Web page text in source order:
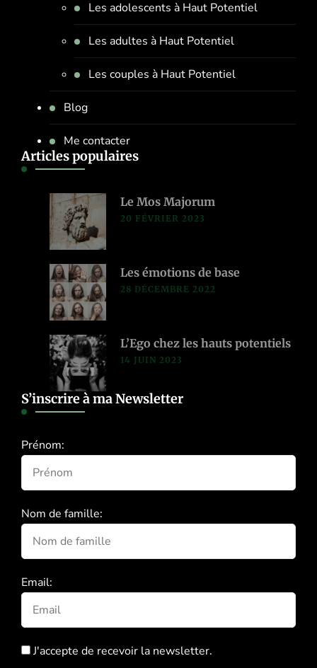
Les adolescents à Haut Potentiel
Les adultes à Haut Potentiel
Les couples à Haut Potentiel
Blog
Me contacter
Articles populaires
Le Mos Majorum
20 FÉVRIER 2023
Les émotions de base
28 DÉCEMBRE 2022
L’Ego chez les hauts potentiels
14 JUIN 2023
S’inscrire à ma Newsletter
Prénom:
Nom de famille:
Email:
J'accepte de recevoir la newsletter.